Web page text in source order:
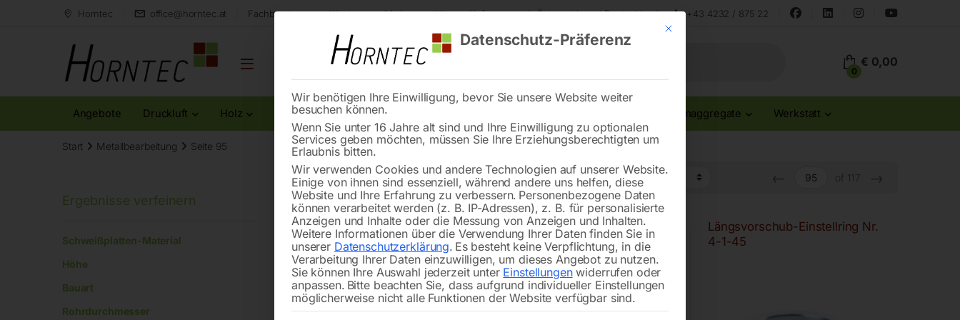
Horntec office@horntec.at Fachberatung aus Kärnten Markenqualität Lieferung nach Österreich und Deutschland +43 4232 / 875 22
0
€ 0,00
Angebote Druckluft Holz Metall Reinigung Stromaggregate Werkstatt
Start Metallbearbeitung Seite 95
← of 117 →
Stützring Nr. 4-1-43 Schraube M5x8 Nr. 4-1-44
Längsvorschub-Einstellring Nr.
4-1-45
Schweißplatten-Material
Höhe
Bauart
Rohrdurchmesser
Mit diesem Button wird der Dialog geschlossen. Seine Funktionalität ist
Datenschutz-Präferenz
Wir benötigen Ihre Einwilligung, bevor Sie unsere Website weiter
besuchen können.
Wenn Sie unter 16 Jahre alt sind und Ihre Einwilligung zu optionalen
Services geben möchten, müssen Sie Ihre Erziehungsberechtigten um
Erlaubnis bitten.
Wir verwenden Cookies und andere Technologien auf unserer Website.
Einige von ihnen sind essenziell, während andere uns helfen, diese
Website und Ihre Erfahrung zu verbessern. Personenbezogene Daten
können verarbeitet werden (z. B. IP-Adressen), z. B. für personalisierte
Anzeigen und Inhalte oder die Messung von Anzeigen und Inhalten.
Weitere Informationen über die Verwendung Ihrer Daten finden Sie in
unserer Datenschutzerklärung. Es besteht keine Verpflichtung, in die
Verarbeitung Ihrer Daten einzuwilligen, um dieses Angebot zu nutzen.
Sie können Ihre Auswahl jederzeit unter Einstellungenwiderrufen oder
anpassen. Bitte beachten Sie, dass aufgrund individueller Einstellungen
möglicherweise nicht alle Funktionen der Website verfügbar sind.